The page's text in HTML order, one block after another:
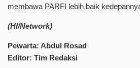
membawa PARFI lebih baik
(HI/Network)
Pewarta: Abdul Rosad
Editor: Tim Redaksi